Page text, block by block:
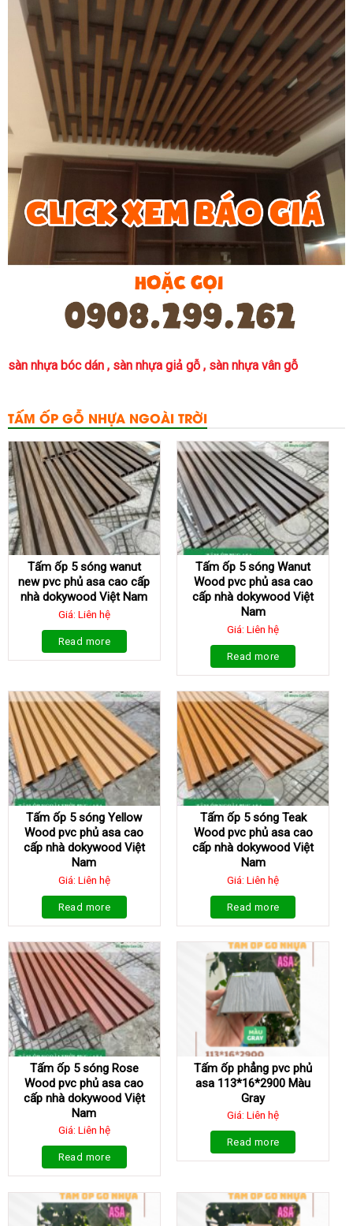
sàn nhựa bóc dán, sàn nhựa giả gỗ, sàn nhựa vân gỗ
TẤM ỐP GỖ NHỰA NGOÀI TRỜI
Tấm ốp 5 sóng wanut
new pvc phủ asa cao cấp
nhà dokywood Việt Nam
Giá: Liên hệ
Read more
Tấm ốp 5 sóng Wanut
Wood pvc phủ asa cao
cấp nhà dokywood Việt
Nam
Giá: Liên hệ
Read more
Tấm ốp 5 sóng Yellow
Wood pvc phủ asa cao
cấp nhà dokywood Việt
Nam
Giá: Liên hệ
Read more
Tấm ốp 5 sóng Teak
Wood pvc phủ asa cao
cấp nhà dokywood Việt
Nam
Giá: Liên hệ
Read more
Tấm ốp 5 sóng Rose
Wood pvc phủ asa cao
cấp nhà dokywood Việt
Nam
Giá: Liên hệ
Read more
Tấm ốp phẳng pvc phủ
asa 113*16*2900 Màu
Gray
Giá: Liên hệ
Read more